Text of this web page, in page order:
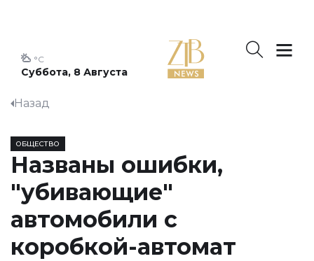
Суббота, 8 Августа
°C
Назад
ОБЩЕСТВО
Названы ошибки,
"убивающие"
автомобили с
коробкой-автомат